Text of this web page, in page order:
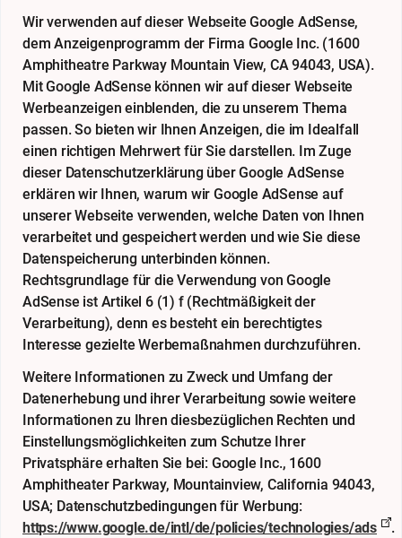
Wir verwenden auf dieser Webseite Google AdSense,
dem Anzeigenprogramm der Firma Google Inc. (1600
Amphitheatre Parkway Mountain View, CA 94043, USA).
Mit Google AdSense können wir auf dieser Webseite
Werbeanzeigen einblenden, die zu unserem Thema
passen. So bieten wir Ihnen Anzeigen, die im Idealfall
einen richtigen Mehrwert für Sie darstellen. Im Zuge
dieser Datenschutzerklärung über Google AdSense
erklären wir Ihnen, warum wir Google AdSense auf
unserer Webseite verwenden, welche Daten von Ihnen
verarbeitet und gespeichert werden und wie Sie diese
Datenspeicherung unterbinden können.
Rechtsgrundlage für die Verwendung von Google
AdSense ist Artikel 6 (1) f (Rechtmäßigkeit der
Verarbeitung), denn es besteht ein berechtigtes
Interesse gezielte Werbemaßnahmen durchzuführen.
Weitere Informationen zu Zweck und Umfang der
Datenerhebung und ihrer Verarbeitung sowie weitere
Informationen zu Ihren diesbezüglichen Rechten und
Einstellungsmöglichkeiten zum Schutze Ihrer
Privatsphäre erhalten Sie bei: Google Inc., 1600
Amphitheater Parkway, Mountainview, California 94043,
USA; Datenschutzbedingungen für Werbung:
https://www.google.de/intl/de/policies/technologies/ads
.